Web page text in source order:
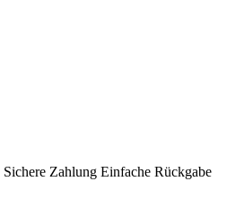
Sichere Zahlung Einfache Rückgabe